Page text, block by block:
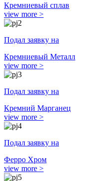
Кремниевый сплав
view more >
Подал заявку на
Кремниевый Металл
view more >
Подал заявку на
Кремний Марганец
view more >
Подал заявку на
Ферро Хром
view more >